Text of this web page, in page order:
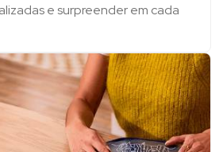
e surpreender em cada